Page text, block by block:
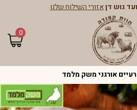
גוש דןאזורי השילוח שלנו
0
אורגני משק מלמד